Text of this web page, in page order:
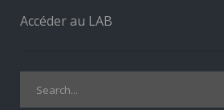
Accéder au LAB
for: